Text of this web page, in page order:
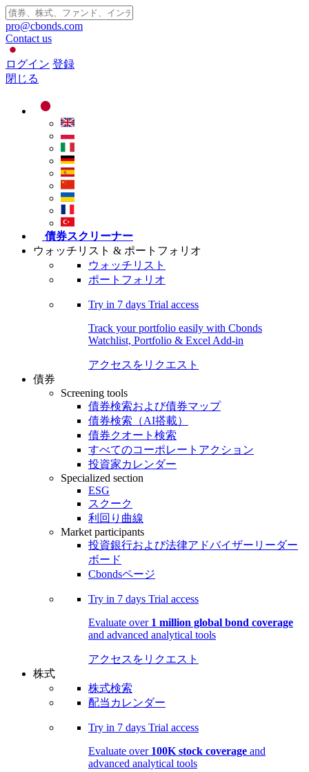
pro@cbonds.com
Contact us
ログイン 登録
閉じる
債券スクリーナー
ウォッチリスト & ポートフォリオ
ウォッチリスト
ポートフォリオ
Try in 7 days Trial access
Track your portfolio easily with Cbonds
Watchlist, Portfolio & Excel Add-in
アクセスをリクエスト
債券
Screening tools
債券検索および債券マップ
債券検索（AI搭載）
債券クオート検索
すべてのコーポレートアクション
投資家カレンダー
Specialized section
ESG
スクーク
利回り曲線
Market participants
投資銀行および法律アドバイザーリーダー
ボード
Cbondsページ
Try in 7 days Trial access
Evaluate over 1 million global bond coverage
and advanced analytical tools
アクセスをリクエスト
株式
株式検索
配当カレンダー
Try in 7 days Trial access
Evaluate over 100K stock coverage and
advanced analytical tools